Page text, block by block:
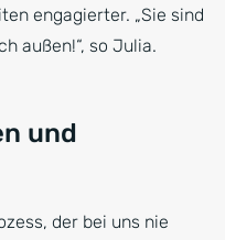
engagierter. „Sie sind
außen!“, so Julia.
und
der bei uns nie